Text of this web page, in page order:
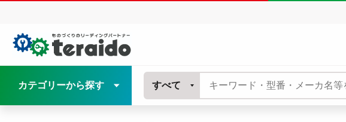
カテゴリーから探す すべて